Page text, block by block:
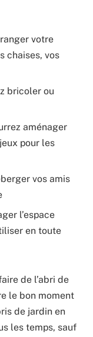
votre
chaises, vos
bricoler ou
aménager
pour les
vos amis
l’espace
en toute
de l’abri de
le bon moment
de jardin en
les temps, sauf